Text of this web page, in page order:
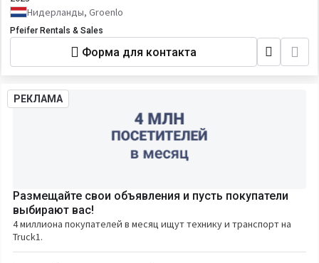
Нидерланды, Groenlo
Pfeifer Rentals & Sales
Форма для контакта
РЕКЛАМА
Размещайте свои объявления и пусть покупатели
выбирают вас!
4 миллиона покупателей в месяц ищут технику и транспорт на
Truck1.